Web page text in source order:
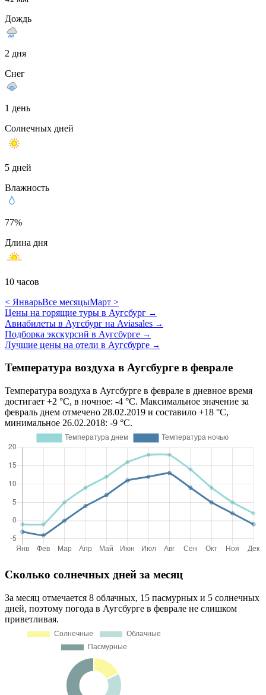
Дождь
2 дня
Снег
1 день
Солнечных дней
5 дней
Влажность
77%
Длина дня
10 часов
< ЯнварьВсе месяцыМарт >
Цены на горящие туры в Аугсбург →
Авиабилеты в Аугсбург на Aviasales →
Подборка экскурсий в Аугсбурге →
Лучшие цены на отели в Аугсбурге →
Температура воздуха в Аугсбурге в феврале
Температура воздуха в Аугсбурге в феврале в дневное время
достигает +2 °C, в ночное: -4 °C. Максимальное значение за
февраль днем отмечено 28.02.2019 и составило +18 °C,
минимальное 26.02.2018: -9 °C.
Сколько солнечных дней за месяц
За месяц отмечается 8 облачных, 15 пасмурных и 5 солнечных
дней, поэтому погода в Аугсбурге в феврале не слишком
приветливая.